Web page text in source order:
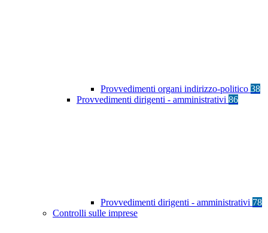
Provvedimenti organi indirizzo-politico 38
Provvedimenti dirigenti - amministrativi 86
Provvedimenti dirigenti - amministrativi 78
Controlli sulle imprese